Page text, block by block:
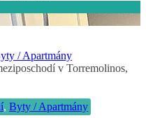
/ Apartmány
v Torremolinos,
,Byty / Apartmány